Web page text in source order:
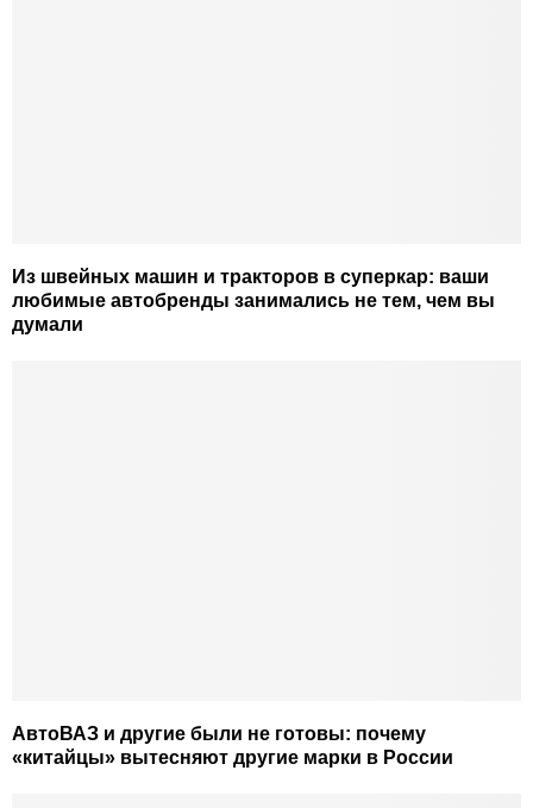
Из швейных машин и тракторов в суперкар: ваши
любимые автобренды занимались не тем, чем вы
думали
АвтоВАЗ и другие были не готовы: почему
«китайцы» вытесняют другие марки в России